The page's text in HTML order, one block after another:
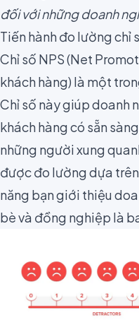
đối với những doanh
Tiến hành đo lường chỉ
Chỉ số NPS(Net
khách hàng) là một
Chỉ số này giúp doanh
khách hàng có sẵn
những người xung
được đo lường dựa trên
năng bạn giới thiệu
bè và đồng nghiệp là